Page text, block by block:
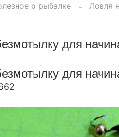
о рыбалке Ловля
для
для